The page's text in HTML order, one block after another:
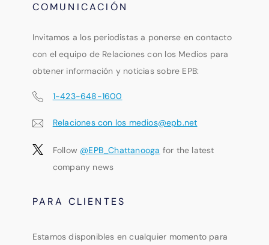
COMUNICACIÓN
Invitamos a los periodistas a ponerse en contacto
con el equipo de Relaciones con los Medios para
obtener información y noticias sobre EPB:
1-423-648-1600
Relaciones con los medios@epb.net
Follow @EPB_Chattanooga for the latest
company news
PARA CLIENTES
Estamos disponibles en cualquier momento para